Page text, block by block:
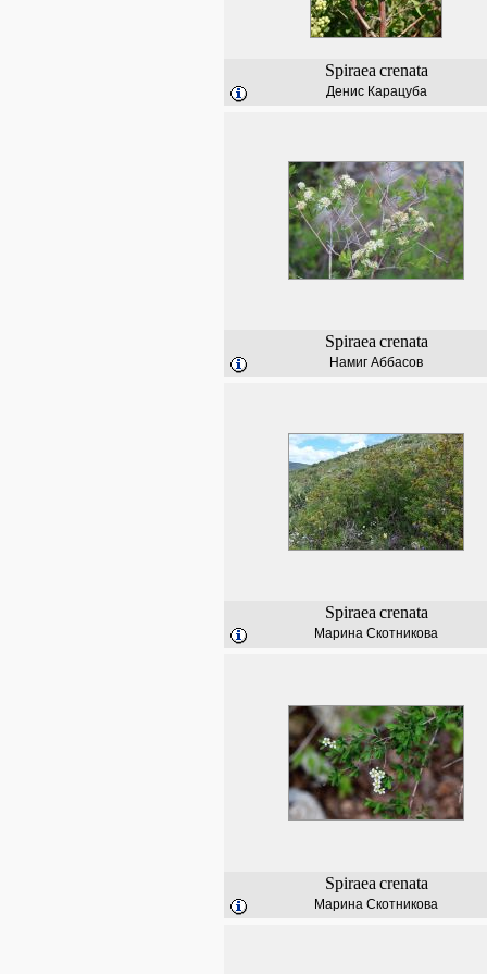
Spiraea crenata
Денис Карацуба
Spiraea crenata
Намиг Аббасов
Spiraea crenata
Марина Скотникова
Spiraea crenata
Марина Скотникова